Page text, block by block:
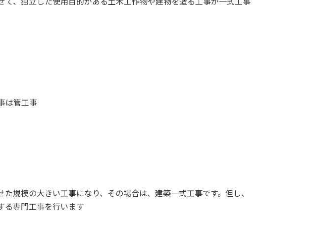
は管工事
規模の大きい工事になり、その場合は、建築一式工事です。但し、
る専門工事を行います